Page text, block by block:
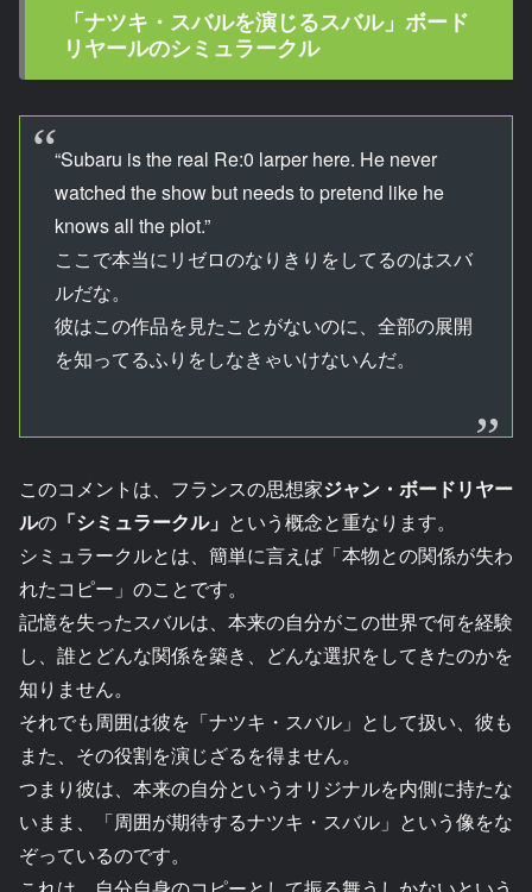
「ナツキ・スバルを演じるスバル」ボード
リヤールのシミュラークル
“Subaru is the real Re:0 larper here. He never
watched the show but needs to pretend like he
knows all the plot.”
ここで本当にリゼロのなりきりをしてるのはスバ
ルだな。
彼はこの作品を見たことがないのに、全部の展開
を知ってるふりをしなきゃいけないんだ。
このコメントは、フランスの思想家ジャン・ボードリヤー
ルの 「シミュラークル」 という概念と重なります。
シミュラークルとは、簡単に言えば「本物との関係が失わ
れたコピー」のことです。
記憶を失ったスバルは、本来の自分がこの世界で何を経験
し、誰とどんな関係を築き、どんな選択をしてきたのかを
知りません。
それでも周囲は彼を「ナツキ・スバル」として扱い、彼も
また、その役割を演じざるを得ません。
つまり彼は、本来の自分というオリジナルを内側に持たな
いまま、「周囲が期待するナツキ・スバル」という像をな
ぞっているのです。